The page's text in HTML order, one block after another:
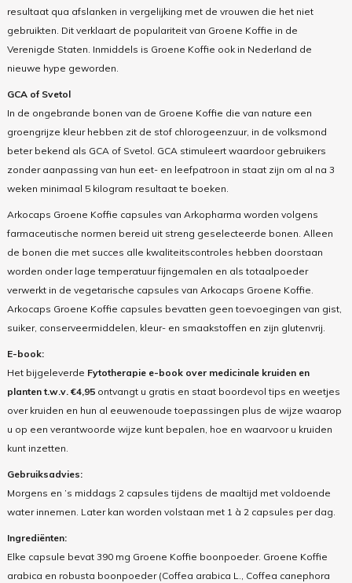
resultaat qua afslanken in vergelijking met de vrouwen die het niet
gebruikten. Dit verklaart de populariteit van Groene Koffie in de
Verenigde Staten. Inmiddels is Groene Koffie ook in Nederland de
nieuwe hype geworden.
GCA of Svetol
In de ongebrande bonen van de Groene Koffie die van nature een
groengrijze kleur hebben zit de stof chlorogeenzuur, in de volksmond
beter bekend als GCA of Svetol. GCA stimuleert waardoor gebruikers
zonder aanpassing van hun eet- en leefpatroon in staat zijn om al na 3
weken minimaal 5 kilogram resultaat te boeken.
Arkocaps Groene Koffie capsules van Arkopharma worden volgens
farmaceutische normen bereid uit streng geselecteerde bonen. Alleen
de bonen die met succes alle kwaliteitscontroles hebben doorstaan
worden onder lage temperatuur fijngemalen en als totaalpoeder
verwerkt in de vegetarische capsules van Arkocaps Groene Koffie.
Arkocaps Groene Koffie capsules bevatten geen toevoegingen van gist,
suiker, conserveermiddelen, kleur- en smaakstoffen en zijn glutenvrij.
E-book:
Het bijgeleverde Fytotherapie e-book over medicinale kruiden en
planten t.w.v. €4,95ontvangt u gratis en staat boordevol tips en weetjes
over kruiden en hun al eeuwenoude toepassingen plus de wijze waarop
u op een verantwoorde wijze kunt bepalen, hoe en waarvoor u kruiden
kunt inzetten.
Gebruiksadvies:
Morgens en ’s middags 2 capsules tijdens de maaltijd met voldoende
water innemen. Later kan worden volstaan met 1 à 2 capsules per dag.
Ingrediënten:
Elke capsule bevat 390 mg Groene Koffie boonpoeder. Groene Koffie
arabica en robusta boonpoeder (Coffea arabica L., Coffea canephora